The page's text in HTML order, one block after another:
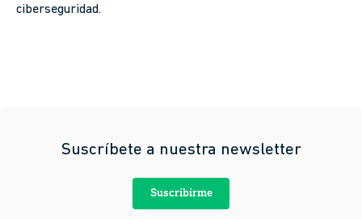
ciberseguridad.
Suscríbete a nuestra newsletter
Suscribirme